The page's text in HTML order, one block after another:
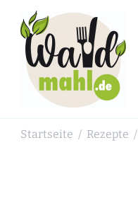
Startseite / Rezepte /